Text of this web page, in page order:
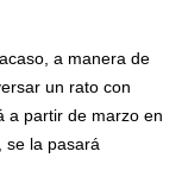
a manera de
un rato con
a partir de marzo en
se la pasará